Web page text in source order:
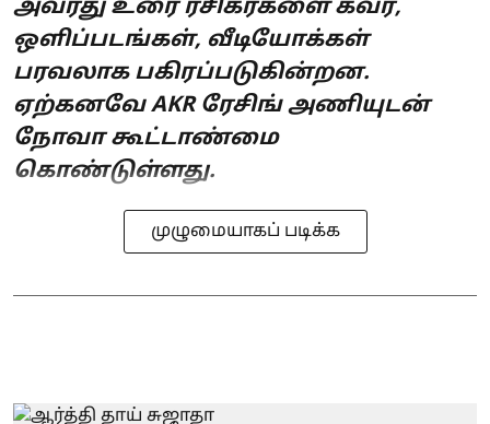
அவரது உரை ரசிகர்களை கவர,
ஒளிப்படங்கள், வீடியோக்கள்
பரவலாக பகிரப்படுகின்றன.
ஏற்கனவே AKR ரேசிங் அணியுடன்
நோவா கூட்டாண்மை
கொண்டுள்ளது.
முழுமையாகப் படிக்க